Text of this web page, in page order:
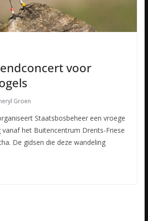
voor
Groen
Staatsbosbeheer een vroege
vanaf het Buitencentrum Drents-Friese
De gidsen die deze wandeling